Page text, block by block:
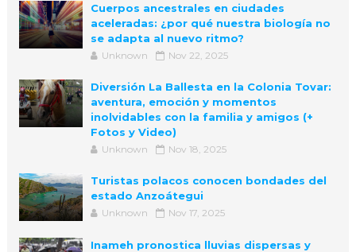
Cuerpos ancestrales en ciudades
aceleradas: ¿por qué nuestra biología no
se adapta al nuevo ritmo?
Unknown Nov 22, 2025
Diversión La Ballesta en la Colonia Tovar:
aventura, emoción y momentos
inolvidables con la familia y amigos (+
Fotos y Video)
Unknown Nov 18, 2025
Turistas polacos conocen bondades del
estado Anzoátegui
Unknown Nov 17, 2025
Inameh pronostica lluvias dispersas y